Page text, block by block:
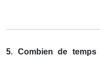
5. Combien de